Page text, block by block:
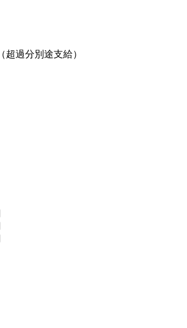
過分別途支給）